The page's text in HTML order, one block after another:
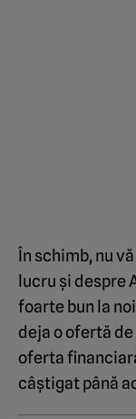
În schimb, nu
lucru și despre
foarte bun la
deja o ofertă
oferta
câștigat până